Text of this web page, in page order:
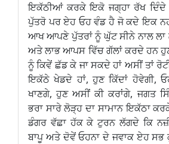
ਇਕੱਠੀਆਂ ਕਰਕੇ ਇਕੋ ਜਗ੍ਹਾ ਰੱਖ ਦਿੰਦੇ
ਪੁੱਤਰੋ ਪਰ ਏਹ ਓਹ ਵੰਡ ਹੈ ਜੋ ਕਦੇ ਇਕ
ਆਖ ਆਪਣੇ ਪੁੱਤਰਾਂ ਨੂੰ ਘੁੱਟ ਸੀਨੇ ਨਾਲ ਲਾ
ਅਤੇ ਲਾਭ ਆਪਸ ਵਿੱਚ ਗੱਲਾਂ ਕਰਦੇ ਹਨ
ਨੂੰ ਕਿਵੇਂ ਛੱਡ ਕੇ ਜਾ ਸਕਦੇ ਹਾਂ ਅਸੀਂ ਤਾਂ
ਇਕੱਠੇ ਖੇਡਦੇ ਹਾਂ, ਹੁਣ ਕਿੱਦਾਂ ਹੋਵੇਗੀ,
ਖਾਣਗੇ, ਹੁਣ ਅਸੀਂ ਕੀ ਕਰਾਂਗੇ, ਜਗਤ
ਭਰਾ ਸਾਰੇ ਲੋੜ੍ਹ ਦਾ ਸਾਮਾਨ ਇਕੱਠਾ
ਡੰਗਰ ਵੱਛਾ ਹੱਕ ਕੇ ਟੁਰਨ ਲੱਗਦੇ ਕਿ
ਬਾਪੂ ਅਤੇ ਦੋਵੇਂ ਓਹਨਾ ਦੇ ਜਵਾਕ ਏਹ